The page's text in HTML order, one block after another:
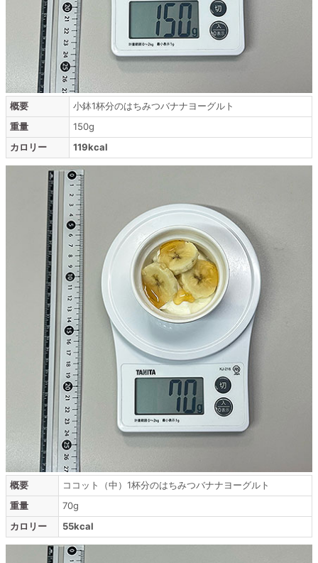
概要
小鉢1杯分のはちみつバナナヨーグルト
重量
150g
カロリー
119kcal
概要
ココット（中）1杯分のはちみつバナナヨーグルト
重量
70g
カロリー
55kcal